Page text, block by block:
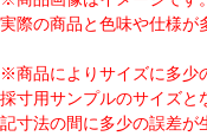
実際の商品と色味や仕様が
※商品によりサイズに多少
採寸用サンプルのサイズと
記寸法の間に多少の誤差が